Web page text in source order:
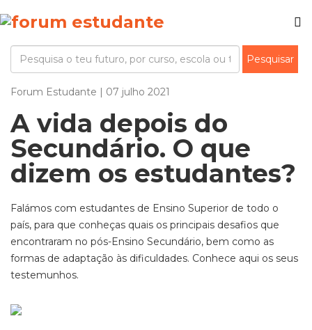
Forum Estudante | 07 julho 2021
A vida depois do
Secundário. O que
dizem os estudantes?
Falámos com estudantes de Ensino Superior de todo o
país, para que conheças quais os principais desafios que
encontraram no pós-Ensino Secundário, bem como as
formas de adaptação às dificuldades. Conhece aqui os seus
testemunhos.